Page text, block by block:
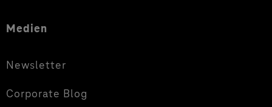
Medien
Newsletter
Corporate Blog